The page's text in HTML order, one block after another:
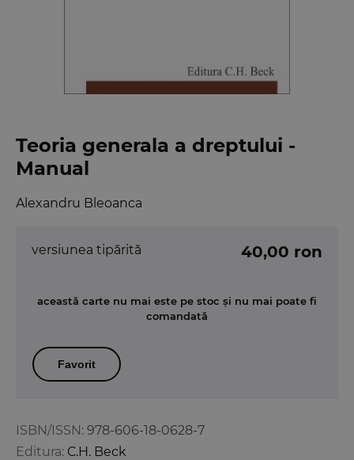
Teoria generala a dreptului -
Manual
Alexandru Bleoanca
ISBN/ISSN: 978-606-18-0628-7
Editura: C.H. Beck
versiunea tipărită 40,00 ron
această carte nu mai este pe stoc și nu mai poate fi
comandată
Favorit